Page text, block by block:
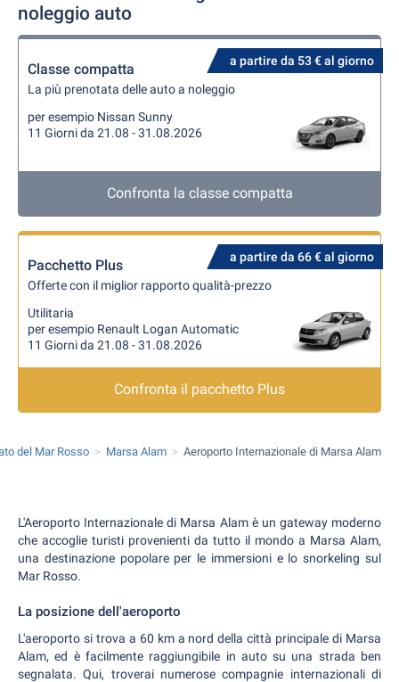
noleggio auto
a partire da 53 € al giorno
Classe compatta
La più prenotata delle auto a noleggio
per esempio Nissan Sunny
11 Giorni da 21.08 - 31.08.2026
Confronta la classe compatta
a partire da 66 € al giorno
Pacchetto Plus
Offerte con il miglior rapporto qualità-prezzo
Utilitaria
per esempio Renault Logan Automatic
11 Giorni da 21.08 - 31.08.2026
Confronta il pacchetto Plus
del Mar Rosso Marsa Alam Aeroporto Internazionale di Marsa Alam
L'Aeroporto Internazionale di Marsa Alam è un gateway moderno
che accoglie turisti provenienti da tutto il mondo a Marsa Alam,
una destinazione popolare per le immersioni e lo snorkeling sul
Mar Rosso.
La posizione dell'aeroporto
L'aeroporto si trova a 60 km a nord della città principale di Marsa
Alam, ed è facilmente raggiungibile in auto su una strada ben
segnalata. Qui, troverai numerose compagnie internazionali di